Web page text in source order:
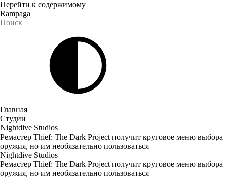
Перейти к содержимому
Rampaga
Главная
Студии
Nightdive Studios
Ремастер Thief: The Dark Project получит круговое меню выбора
оружия, но им необязательно пользоваться
Nightdive Studios
Ремастер Thief: The Dark Project получит круговое меню выбора
оружия, но им необязательно пользоваться